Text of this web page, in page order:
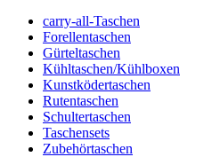
carry-all-Taschen
Forellentaschen
Gürteltaschen
Kühltaschen/Kühlboxen
Kunstködertaschen
Rutentaschen
Schultertaschen
Taschensets
Zubehörtaschen